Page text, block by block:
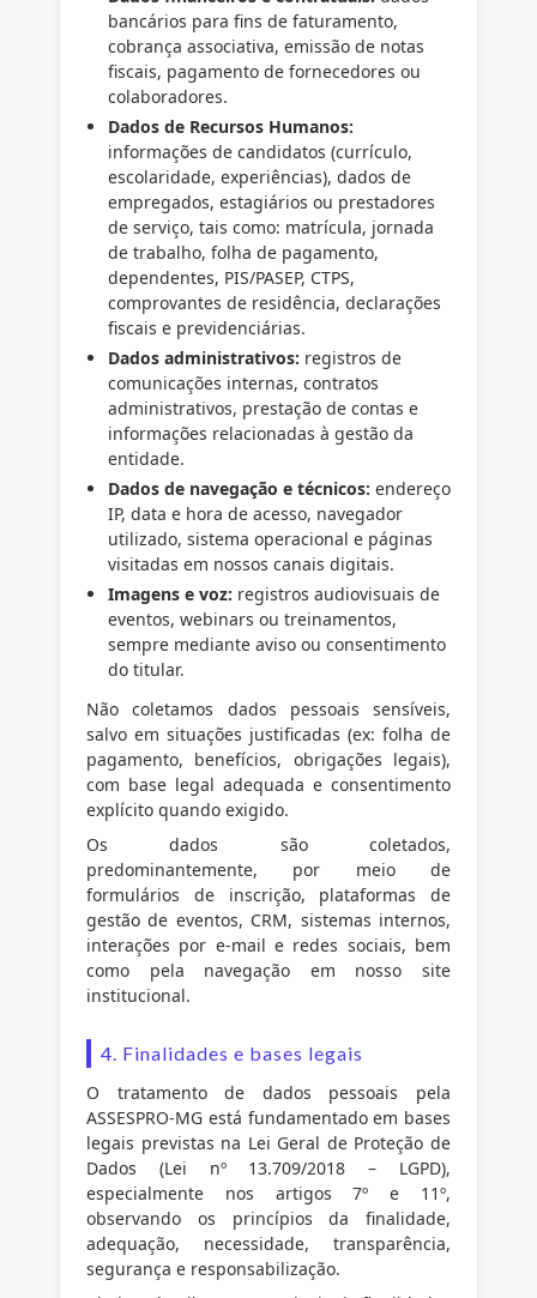
bancários para fins de faturamento,
cobrança associativa, emissão de notas
fiscais, pagamento de fornecedores ou
colaboradores.
Dados de Recursos Humanos:
informações de candidatos (currículo,
escolaridade, experiências), dados de
empregados, estagiários ou prestadores
de serviço, tais como: matrícula, jornada
de trabalho, folha de pagamento,
dependentes, PIS/PASEP, CTPS,
comprovantes de residência, declarações
fiscais e previdenciárias.
Dados administrativos: registros de
comunicações internas, contratos
administrativos, prestação de contas e
informações relacionadas à gestão da
entidade.
Dados de navegação e técnicos: endereço
IP, data e hora de acesso, navegador
utilizado, sistema operacional e páginas
visitadas em nossos canais digitais.
Imagens e voz: registros audiovisuais de
eventos, webinars ou treinamentos,
sempre mediante aviso ou consentimento
do titular.
Não coletamos dados pessoais sensíveis,
salvo em situações justificadas (ex: folha de
pagamento, benefícios, obrigações legais),
com base legal adequada e consentimento
explícito quando exigido.
Os dados são coletados,
predominantemente, por meio de
formulários de inscrição, plataformas de
gestão de eventos, CRM, sistemas internos,
interações por e-mail e redes sociais, bem
como pela navegação em nosso site
institucional.
4. Finalidades e bases legais
O tratamento de dados pessoais pela
ASSESPRO-MG está fundamentado em bases
legais previstas na Lei Geral de Proteção de
Dados (Lei nº 13.709/2018 – LGPD),
especialmente nos artigos 7º e 11º,
observando os princípios da finalidade,
adequação, necessidade, transparência,
segurança e responsabilização.